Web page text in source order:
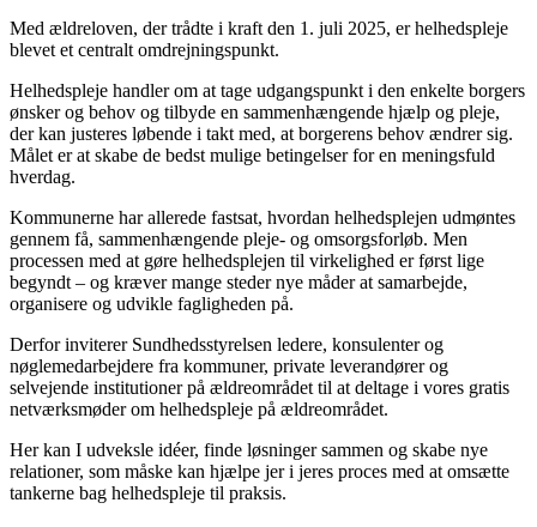
Med ældreloven, der trådte i kraft den 1. juli 2025, er helhedspleje
blevet et centralt omdrejningspunkt.
Helhedspleje handler om at tage udgangspunkt i den enkelte borgers
ønsker og behov og tilbyde en sammenhængende hjælp og pleje,
der kan justeres løbende i takt med, at borgerens behov ændrer sig.
Målet er at skabe de bedst mulige betingelser for en meningsfuld
hverdag.
Kommunerne har allerede fastsat, hvordan helhedsplejen udmøntes
gennem få, sammenhængende pleje- og omsorgsforløb. Men
processen med at gøre helhedsplejen til virkelighed er først lige
begyndt – og kræver mange steder nye måder at samarbejde,
organisere og udvikle fagligheden på.
Derfor inviterer Sundhedsstyrelsen ledere, konsulenter og
nøglemedarbejdere fra kommuner, private leverandører og
selvejende institutioner på ældreområdet til at deltage i vores gratis
netværksmøder om helhedspleje på ældreområdet.
Her kan I udveksle idéer, finde løsninger sammen og skabe nye
relationer, som måske kan hjælpe jer i jeres proces med at omsætte
tankerne bag helhedspleje til praksis.